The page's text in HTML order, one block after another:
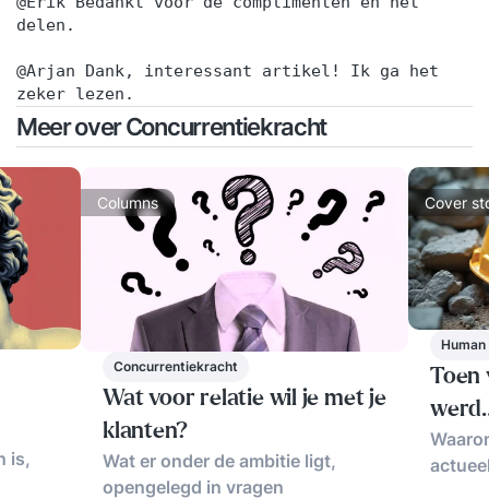
delen.
@Arjan Dank, interessant artikel! Ik ga het
zeker lezen.
Meer over Concurrentiekracht
is,
Columns
Concurrentiekracht
Wat voor relatie wil je met je
klanten?
Wat er onder de ambitie ligt,
opengelegd in vragen
Cover
Toen